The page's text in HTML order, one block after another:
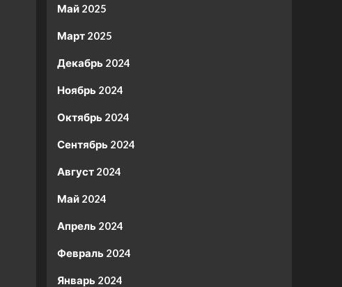
Май 2025
Март 2025
Декабрь 2024
Ноябрь 2024
Октябрь 2024
Сентябрь 2024
Август 2024
Май 2024
Апрель 2024
Февраль 2024
Январь 2024